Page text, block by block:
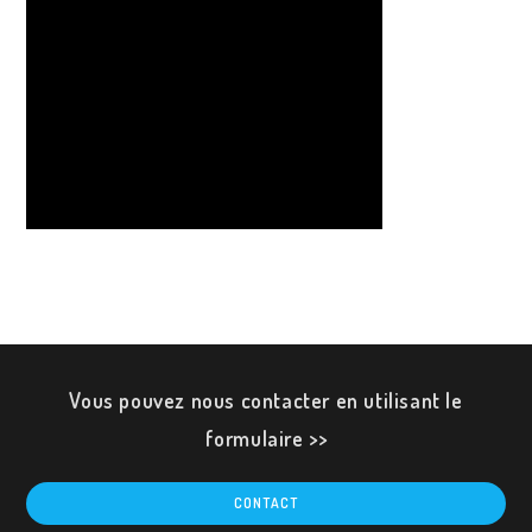
Vous pouvez nous contacter en utilisant le
formulaire >>
CONTACT